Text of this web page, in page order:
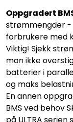
Oppgradert
strømmengder
forbrukere med
Viktig! Sjekk
man ikke
batterier i
og maks
En annen
BMS ved behov